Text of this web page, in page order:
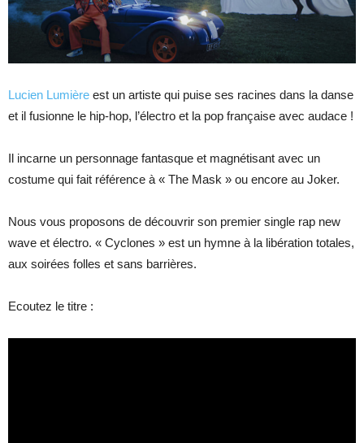
Lucien Lumière est un artiste qui puise ses racines dans la danse
et il fusionne le hip-hop, l’électro et la pop française avec audace !
Il incarne un personnage fantasque et magnétisant avec un
costume qui fait référence à « The Mask » ou encore au Joker.
Nous vous proposons de découvrir son premier single rap new
wave et électro. « Cyclones » est un hymne à la libération totales,
aux soirées folles et sans barrières.
Ecoutez le titre :